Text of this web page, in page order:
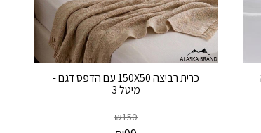
כרית רביצה 150X50 עם הדפס דגם -
מיטל 3
₪150